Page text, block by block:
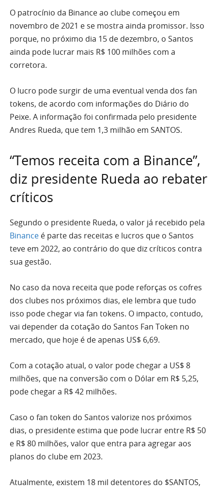
O patrocínio da Binance ao clube começou em
novembro de 2021 e se mostra ainda promissor. Isso
porque, no próximo dia 15 de dezembro, o Santos
ainda pode lucrar mais R$ 100 milhões com a
corretora.
O lucro pode surgir de uma eventual venda dos fan
tokens, de acordo com informações do Diário do
Peixe. A informação foi confirmada pelo presidente
Andres Rueda, que tem 1,3 milhão em SANTOS.
“Temos receita com a Binance”,
diz presidente Rueda ao rebater
críticos
Segundo o presidente Rueda, o valor já recebido pela
Binance é parte das receitas e lucros que o Santos
teve em 2022, ao contrário do que diz críticos contra
sua gestão.
No caso da nova receita que pode reforças os cofres
dos clubes nos próximos dias, ele lembra que tudo
isso pode chegar via fan tokens. O impacto, contudo,
vai depender da cotação do Santos Fan Token no
mercado, que hoje é de apenas US$ 6,69.
Com a cotação atual, o valor pode chegar a US$ 8
milhões, que na conversão com o Dólar em R$ 5,25,
pode chegar a R$ 42 milhões.
Caso o fan token do Santos valorize nos próximos
dias, o presidente estima que pode lucrar entre R$ 50
e R$ 80 milhões, valor que entra para agregar aos
planos do clube em 2023.
Atualmente, existem 18 mil detentores do $SANTOS,